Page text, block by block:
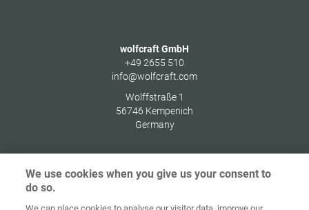
wolfcraft GmbH
+49 2655 510
info@wolfcraft.com
Wolffstraße 1
56746 Kempenich
Germany
We use cookies when you give us your consent to
do so.